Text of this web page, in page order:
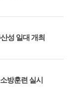
성 일대 개최
방훈련 실시